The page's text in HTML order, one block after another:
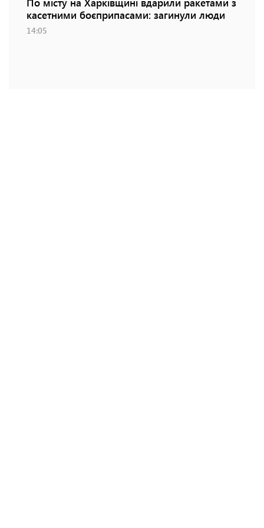
касетними боєприпасами: загинули люди
14:05